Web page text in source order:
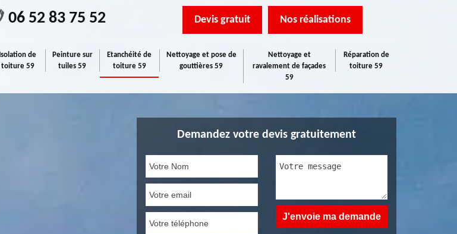
06 52 83 75 52 Devis gratuit Nos réalisations
Isolation de
toiture 59
Peinture sur
tuiles 59
Etanchéité de
toiture 59
Nettoyage et pose de
gouttières 59
Nettoyage et
ravalement de façades
59
Réparation de
toiture 59
Demandez votre devis gratuitement